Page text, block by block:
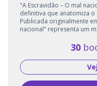
"A Escravidão – O mal
definitiva que anatomiza
Publicada originalmente
nacional" representa um
30